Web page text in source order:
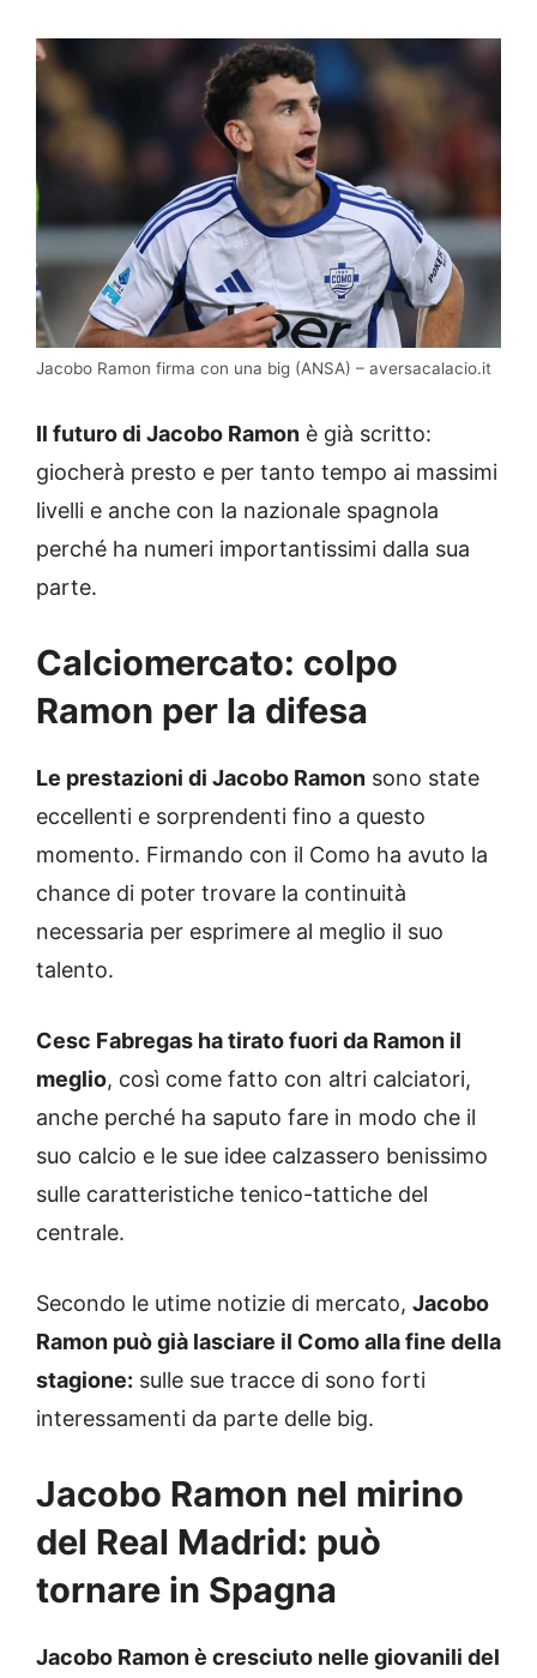
Jacobo Ramon firma con una big (ANSA) – aversacalacio.it
Il futuro di Jacobo Ramon è già scritto:
giocherà presto e per tanto tempo ai massimi
livelli e anche con la nazionale spagnola
perché ha numeri importantissimi dalla sua
parte.
Calciomercato: colpo
Ramon per la difesa
Le prestazioni di Jacobo Ramon sono state
eccellenti e sorprendenti fino a questo
momento. Firmando con il Como ha avuto la
chance di poter trovare la continuità
necessaria per esprimere al meglio il suo
talento.
Cesc Fabregas ha tirato fuori da Ramon il
meglio, così come fatto con altri calciatori,
anche perché ha saputo fare in modo che il
suo calcio e le sue idee calzassero benissimo
sulle caratteristiche tenico-tattiche del
centrale.
Secondo le utime notizie di mercato, Jacobo
Ramon può già lasciare il Como alla fine della
stagione: sulle sue tracce di sono forti
interessamenti da parte delle big.
Jacobo Ramon nel mirino
del Real Madrid: può
tornare in Spagna
Jacobo Ramon è cresciuto nelle giovanili del